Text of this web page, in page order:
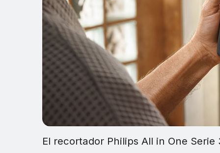
El recortador Philips All in One Serie